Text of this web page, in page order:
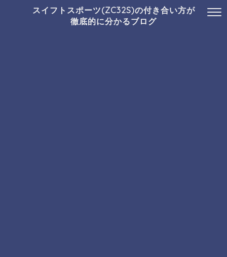
スイフトスポーツ(ZC32S)の付き合い方が
徹底的に分かるブログ